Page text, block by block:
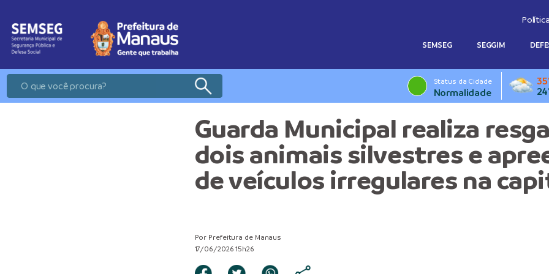
SEMSEG SEGGIM
Status da Cidade
Normalidade
Guarda Municipal realiza
dois animais silvestres e
de veículos irregulares na
Por Prefeitura de Manaus
17/06/2026 15h26